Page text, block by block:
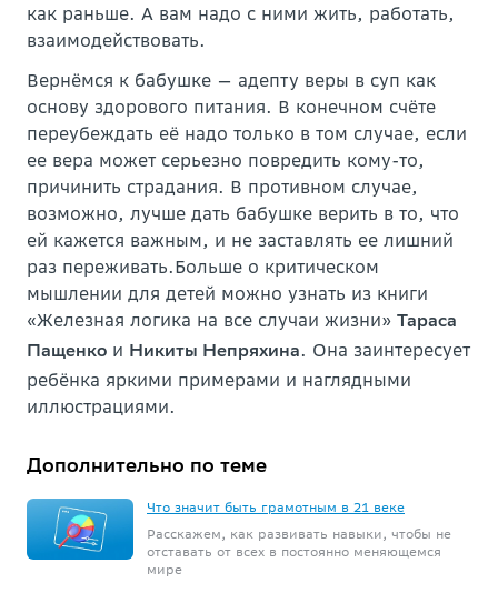
как раньше. А вам надо с ними жить, работать,
взаимодействовать.
Вернёмся к бабушке — адепту веры в суп как
основу здорового питания. В конечном счёте
переубеждать её надо только в том случае, если
ее вера может серьезно повредить кому-то,
причинить страдания. В противном случае,
возможно, лучше дать бабушке верить в то, что
ей кажется важным, и не заставлять ее лишний
раз переживать.Больше о критическом
мышлении для детей можно узнать из книги
«Железная логика на все случаи жизни» Тараса
Пащенко и Никиты Непряхина. Она заинтересует
ребёнка яркими примерами и наглядными
иллюстрациями.
Дополнительно по теме
Что значит быть грамотным в 21 веке
Расскажем, как развивать навыки, чтобы не
отставать от всех в постоянно меняющемся
мире